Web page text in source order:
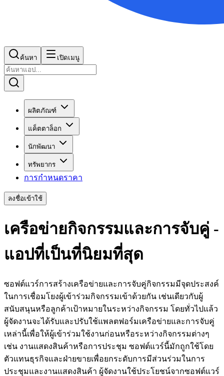
ค้นหา เปิดเมนู
ผลิตภัณฑ์
แค็ตตาล็อก
นักพัฒนา
ทรัพยากร
การกำหนดราคา
ลงชื่อเข้าใช้
เครือข่ายกิจกรรมและการจับคู่ -
แอปที่เป็นที่นิยมที่สุด
ซอฟต์แวร์การสร้างเครือข่ายและการจับคู่กิจกรรมมีจุดประสงค์
ในการเชื่อมโยงผู้เข้าร่วมกิจกรรมเข้าด้วยกัน เช่นเดียวกับผู้
สนับสนุนหรือลูกค้าเป้าหมายในระหว่างกิจกรรม โดยทั่วไปแล้ว
ผู้จัดงานจะได้รับและปรับใช้แพลตฟอร์มเครือข่ายและการจับคู่
เหล่านี้เพื่อให้ผู้เข้าร่วมใช้งานก่อนหรือระหว่างกิจกรรมต่างๆ
เช่น งานแสดงสินค้าหรือการประชุม ซอฟต์แวร์นี้มักถูกใช้โดย
ตัวแทนธุรกิจและฝ่ายขายเพื่อยกระดับการมีส่วนร่วมในการ
ประชุมและงานแสดงสินค้า ผู้จัดงานใช้ประโยชน์จากซอฟต์แวร์